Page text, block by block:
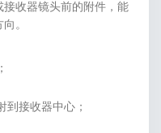
收器镜头前的附件，能
。
到接收器中心；